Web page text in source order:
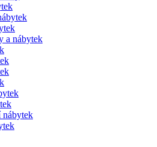
a nábytek
nábytek